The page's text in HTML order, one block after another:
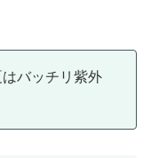
バッチリ紫外